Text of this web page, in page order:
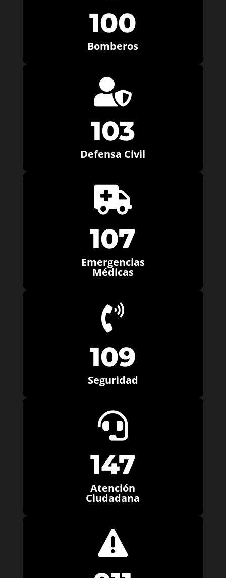
100
Bomberos

103
Defensa Civil

107
Emergencias
Médicas

109
Seguridad

147
Atención
Ciudadana
